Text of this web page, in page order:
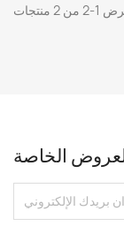
من 2 منتجات
الخاصة